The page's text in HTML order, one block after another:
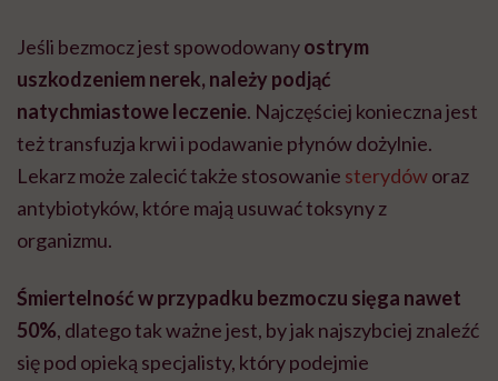
Jeśli bezmocz jest spowodowanyostrym
uszkodzeniem nerek, należy podjąć
natychmiastowe leczenie. Najczęściej konieczna jest
też transfuzja krwi i podawanie płynów dożylnie.
Lekarz może zalecić także stosowanie sterydóworaz
antybiotyków, które mają usuwać toksyny z
organizmu.
Śmiertelność w przypadku bezmoczu sięga nawet
50%, dlatego tak ważne jest, by jak najszybciej znaleźć
się pod opieką specjalisty, który podejmie